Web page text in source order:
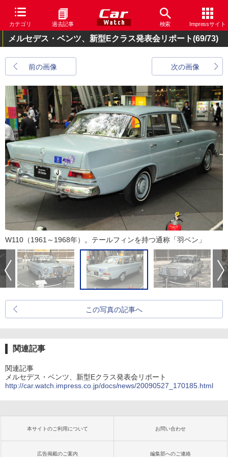
カテゴリ 過去記事 検索 Impressサイト
メルセデス・ベンツ、新型Eクラス発表会リポート(69/73)
前の画像 次の画像
W110（1961～1968年）。テールフィンを持つ通称「羽ベン」
この写真の記事へ
関連記事
関連記事
メルセデス・ベンツ、新型Eクラス発表会リポート
http://car.watch.impress.co.jp/docs/news/20090527_170185.html
本サイトのご利用について お問い合わせ
広告掲載のご案内 編集部へのご連絡